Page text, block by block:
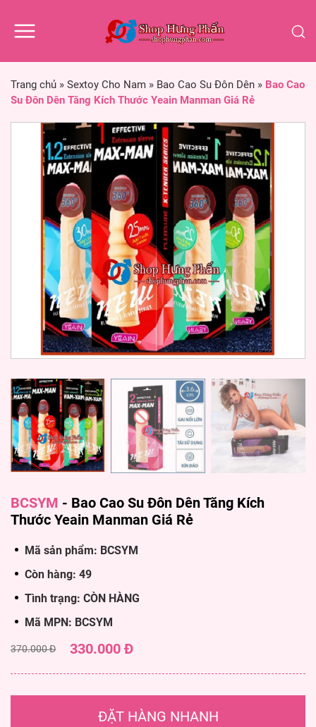
Trang chủ » Sextoy Cho Nam » Bao Cao Su Đôn Dên » Bao Cao
Su Đôn Dên Tăng Kích Thước Yeain Manman Giá Rẻ
BCSYM - Bao Cao Su Đôn Dên Tăng Kích
Thước Yeain Manman Giá Rẻ
Mã sản phẩm: BCSYM
Còn hàng: 49
Tình trạng: CÒN HÀNG
Mã MPN: BCSYM
370.000 Đ 330.000 Đ
ĐẶT HÀNG NHANH